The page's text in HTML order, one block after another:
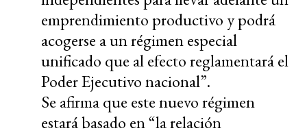
emprendimiento productivo y podrá
acogerse a un régimen especial
unificado que al efecto reglamentará el
Poder Ejecutivo nacional”.
Se afirma que este nuevo régimen
estará basado en “la relación